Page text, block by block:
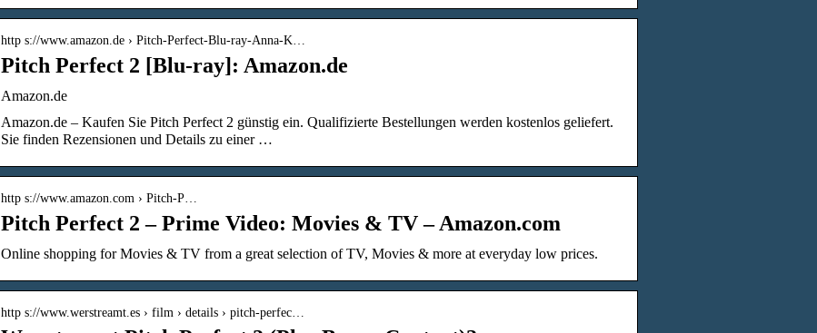
http s://www.amazon.de › Pitch-Perfect-Blu-ray-Anna-K…
Pitch Perfect 2 [Blu-ray]: Amazon.de
Amazon.de
Amazon.de – Kaufen Sie Pitch Perfect 2 günstig ein. Qualifizierte Bestellungen werden kostenlos geliefert.
Sie finden Rezensionen und Details zu einer …
http s://www.amazon.com › Pitch-P…
Pitch Perfect 2 – Prime Video: Movies & TV – Amazon.com
Online shopping for Movies & TV from a great selection of TV, Movies & more at everyday low prices.
http s://www.werstreamt.es › film › details › pitch-perfec…